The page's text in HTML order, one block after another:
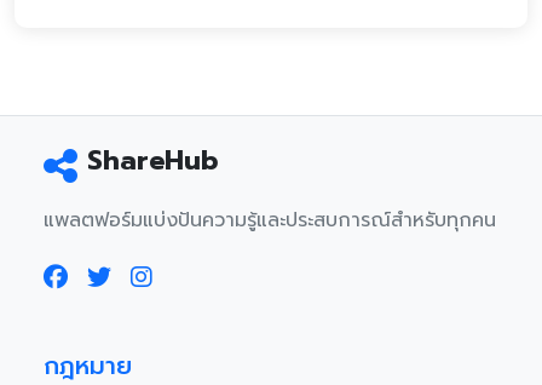
ShareHub
แพลตฟอร์มแบ่งปันความรู้และประสบการณ์สำหรับทุกคน
กฎหมาย